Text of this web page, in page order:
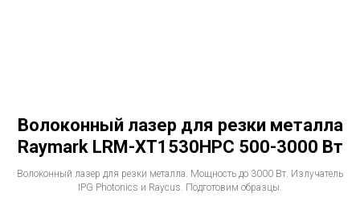
Волоконный лазер для резки металла
Raymark LRM-XT1530HPC 500-3000 Вт
Волоконный лазер для резки металла. Мощность до 3000 Вт. Излучатель
IPG Photonics и Raycus. Подготовим образцы.